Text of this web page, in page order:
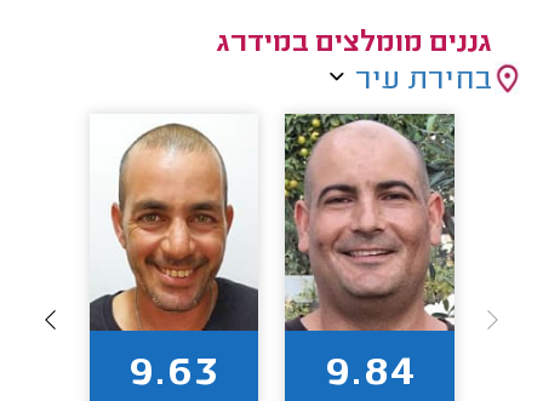
גננים מומלצים במידרג
בחירת עיר
9.84
9.63